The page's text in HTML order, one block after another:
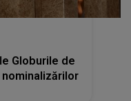
Globurile de